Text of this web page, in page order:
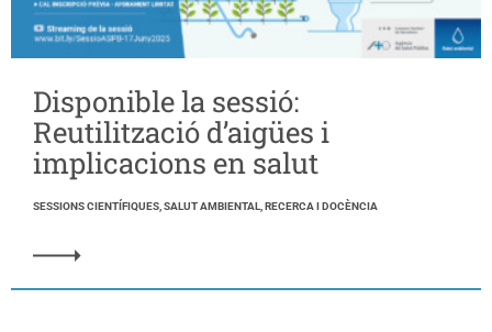
Disponible la sessió:
Reutilització d’aigües i
implicacions en salut
SESSIONS CIENTÍFIQUES, SALUT AMBIENTAL, RECERCA I DOCÈNCIA